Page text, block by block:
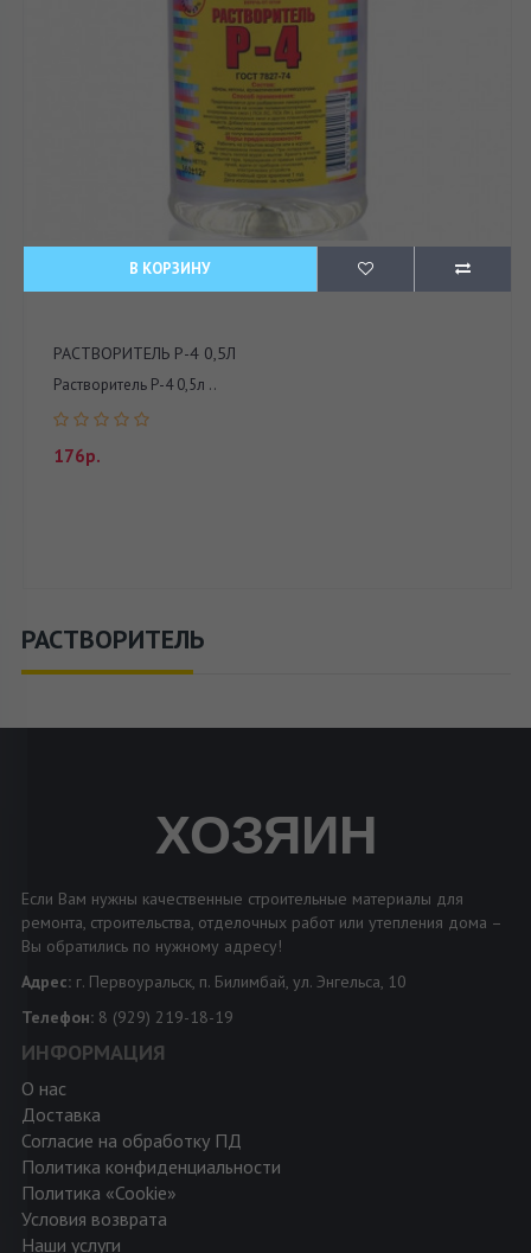
В КОРЗИНУ
РАСТВОРИТЕЛЬ Р-4 0,5Л
Растворитель Р-4 0,5л ..
176р.
РАСТВОРИТЕЛЬ
ХОЗЯИН
Если Вам нужны качественные строительные материалы для
ремонта, строительства, отделочных работ или утепления дома –
Вы обратились по нужному адресу!
Адрес: г. Первоуральск, п. Билимбай, ул. Энгельса, 10
Телефон: 8 (929) 219-18-19
ИНФОРМАЦИЯ
О нас
Доставка
Согласие на обработку ПД
Политика конфиденциальности
Политика «Cookie»
Условия возврата
Наши услуги